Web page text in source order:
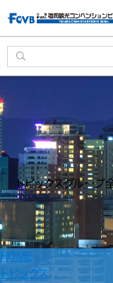
トピックスグループ
HOME
トピックス